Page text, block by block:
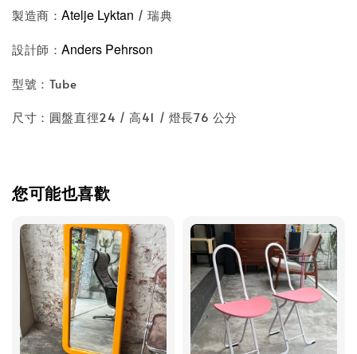
製造商：Atelje Lyktan / 瑞典
設計師：Anders Pehrson
型號：Tube
尺寸：圓盤直徑24 / 高41 / 燈長76 公分
您可能也喜歡